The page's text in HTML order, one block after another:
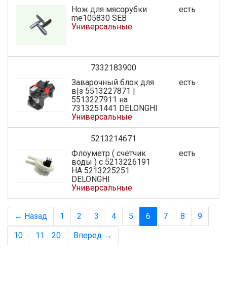
Нож для мясорубки
me105830 SEB
Универсальные
есть
7332183900
Заварочный блок для
в|з 5513227871 |
5513227911 на
7313251441 DELONGHI
Универсальные
есть
5213214671
Флоуметр ( счётчик
воды ) с 5213226191
НА 5213225251
DELONGHI
Универсальные
есть
← Назад 1 2 3 4 5 6 7 8
9
10
11 .. 20 Вперед →